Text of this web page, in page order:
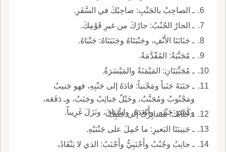
ـ الصاحِبُ بالجَنْبِ: صاحِبُكَ في السَّفَرِ.
ـ الجارُ الجُنُبُ: جارُكَ من غيرِ قَوْمِكَ.
ـ جَنَابَتَا الأَنْفِ، وجَنْبَتَاهُ وجَنَبَتَاهُ: جَنْبَاهُ.
ـ مُجَنَّبَةُ: المُقّدَّمَةُ.
ـ مُجَنِّبَتَانِ: المَيْمَنَةُ والمَيْسَرَةُ.
ـ جَنَبَهُ جَنَباً ومَجْنباً: قادَهُ إلى جَنْبِهِ، فهو جَنيبٌ
ومَجْنُوبٌ ومُجَنَّبٌ، وخَيْلٌ جَنائِبُ وجَنَبٌ، وـ دَفَعَه،
وكَسَرَ جَنْبَه، وأَبْعَدَهُ، واشْتاقَ، ونَزَلَ غَرِيباً.
ـ جُنَّابُكَ: مُسايِرُكَ إلى جَنْبِك.
ـ جَنِيبَتَا البَعيرِ: ما حُمِلَ على جَنْبَيْهِ.
ـ جانِبُ وجُنُبُ وأَجْنَبِيُّ وأَجْنَبُ: الذي لا يَنْقَادُ،